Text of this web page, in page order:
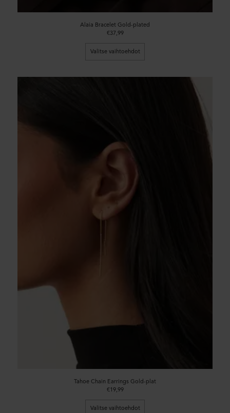
Alaia Bracelet Gold-plated
€37,99
Valitse vaihtoehdot
Tahoe Chain Earrings Gold-plat
€19,99
Valitse vaihtoehdot